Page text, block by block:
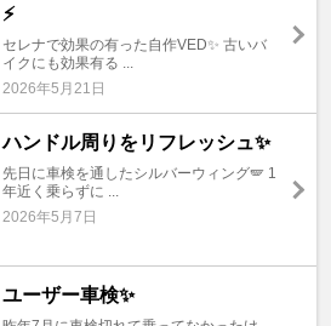
⚡
セレナで効果の有った自作VED✨ 古いバ
イクにも効果有る ...
2026年5月21日
ハンドル周りをリフレッシュ✨
先日に車検を通したシルバーウィング🪽 1
年近く乗らずに ...
2026年5月7日
ユーザー車検✨